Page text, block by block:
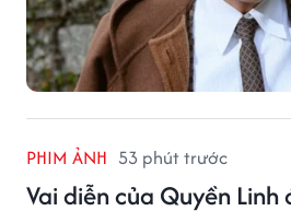
PHIM ẢNH 53 phút trước
Vai diễn của Quyền